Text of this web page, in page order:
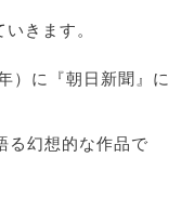
きます。
）に『朝日新聞』に
る幻想的な作品で